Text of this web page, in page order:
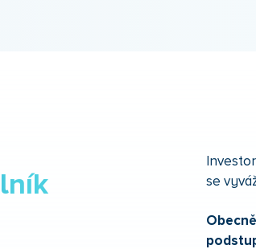
se